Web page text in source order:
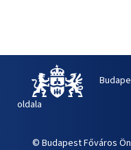
oldala
© Budapest Főváros